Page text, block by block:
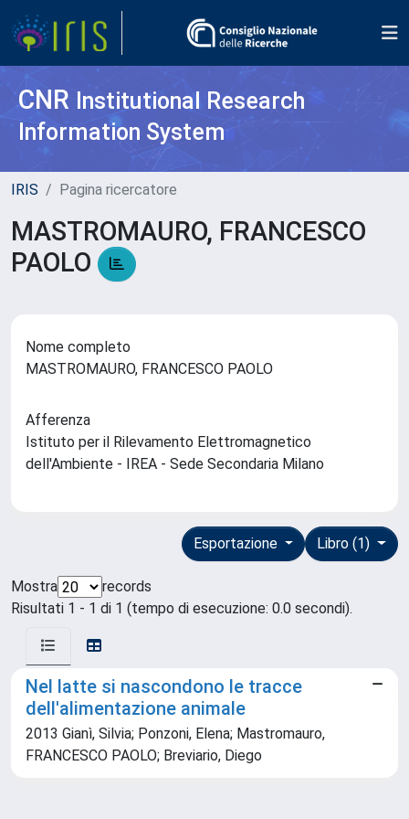
CNR Institutional Research
Information System
IRIS Pagina ricercatore
MASTROMAURO, FRANCESCO
PAOLO
Nome completo
MASTROMAURO, FRANCESCO PAOLO
Afferenza
Istituto per il Rilevamento Elettromagnetico
dell'Ambiente - IREA - Sede Secondaria Milano
Libro (1)
Esportazione
Mostra
records
Risultati 1 - 1 di 1 (tempo di esecuzione: 0.0 secondi).
Nel latte si nascondono le tracce
dell'alimentazione animale
2013 Gianì, Silvia; Ponzoni, Elena; Mastromauro,
FRANCESCO PAOLO; Breviario, Diego